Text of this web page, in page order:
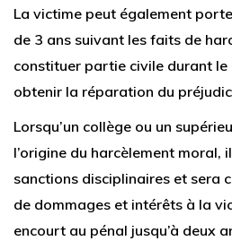
La victime peut également
de 3 ans suivant les faits de
constituer partie civile durant
obtenir la réparation du
Lorsqu’un collège ou un
l’origine du harcèlement moral,
sanctions disciplinaires et sera
de dommages et intérêts à la
encourt au pénal jusqu’à deux